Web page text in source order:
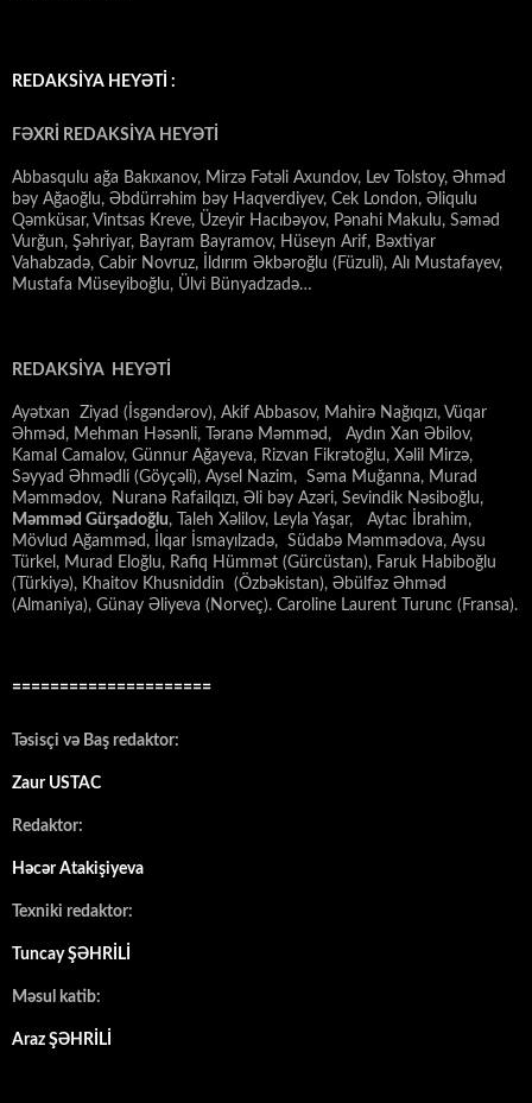
REDAKSİYA HEYƏTİ :
FƏXRİ REDAKSİYA HEYƏTİ
Abbasqulu ağa Bakıxanov, Mirzə Fətəli Axundov, Lev Tolstoy, Əhməd
bəy Ağaoğlu, Əbdürrəhim bəy Haqverdiyev, Cek London, Əliqulu
Qəmküsar, Vintsas Kreve, Üzeyir Hacıbəyov, Pənahi Makulu, Səməd
Vurğun, Şəhriyar, Bayram Bayramov, Hüseyn Arif, Bəxtiyar
Vahabzadə, Cabir Novruz, İldırım Əkbəroğlu (Füzuli), Alı Mustafayev,
Mustafa Müseyiboğlu, Ülvi Bünyadzadə…
REDAKSİYA HEYƏTİ
Ayətxan Ziyad (İsgəndərov), Akif Abbasov, Mahirə Nağıqızı, Vüqar
Əhməd, Mehman Həsənli, Təranə Məmməd, Aydın Xan Əbilov,
Kamal Camalov, Günnur Ağayeva, Rizvan Fikrətoğlu, Xəlil Mirzə,
Səyyad Əhmədli (Göyçəli), Aysel Nazim, Səma Muğanna, Murad
Məmmədov, Nuranə Rafailqızı, Əli bəy Azəri, Sevindik Nəsiboğlu,
Məmməd Gürşadoğlu, Taleh Xəlilov, Leyla Yaşar, Aytac İbrahim,
Mövlud Ağamməd, İlqar İsmayılzadə, Südabə Məmmədova, Aysu
Türkel, Murad Eloğlu, Rafiq Hümmət (Gürcüstan), Faruk Habiboğlu
(Türkiyə), Khaitov Khusniddin (Özbəkistan), Əbülfəz Əhməd
(Almaniya), Günay Əliyeva (Norveç). Caroline Laurent Turunc (Fransa).
=====================
Təsisçi və Baş redaktor:
Zaur USTAC
Redaktor:
Həcər Atakişiyeva
Texniki redaktor:
Tuncay ŞƏHRİLİ
Məsul katib:
Araz ŞƏHRİLİ